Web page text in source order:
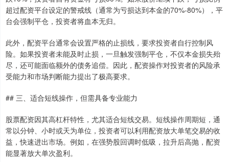
超过配资平台设定的警戒线（通常为亏损达到本金的70%-80%），平
台会强制平仓，投资者将血本无归。
此外，配资平台通常会设置严格的止损线，要求投资者自行控制风
险。如果投资者未能及时止损，一旦触发强制平仓，不仅本金损失殆
尽，还可能面临额外的债务追偿。因此，配资操作对投资者的风险承
受能力和市场判断能力提出了极高要求。
## 三、适合短线操作，但需具备专业能力
股票配资因其高杠杆特性，尤其适合短线交易。短线操作周期短，通
常以分钟、小时或天为单位，投资者可以利用配资放大单笔交易的收
益，快速进出市场。例如，在强势股回调时低吸，拉升后高抛，配资
能显著放大单次盈利。